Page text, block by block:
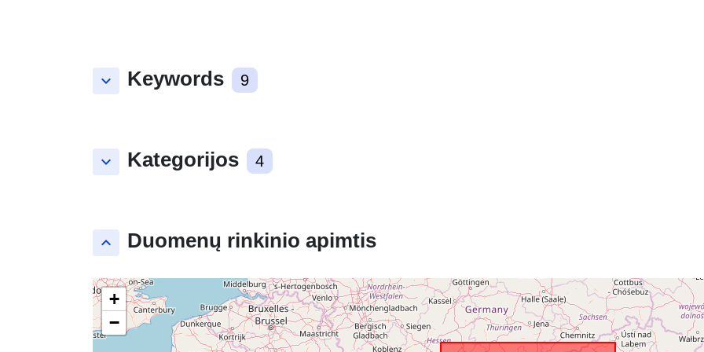
keyboard_arrow_down Keywords 9
keyboard_arrow_down Kategorijos 4
keyboard_arrow_up Duomenų rinkinio apimtis
+
−
Rūšis: